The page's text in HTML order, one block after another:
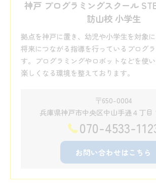
神戸 プログラミングスクール
訪山校 小学生
拠点を神戸に置き、幼児や小学生を対象
将来につながる指導を行っているプログ
す。プログラミングやロボットなどを使
楽しくなる環境を整えております。
〒650-0004
兵庫県神戸市中央区中山手通４丁目
070-4533-
お問い合わせはこちら